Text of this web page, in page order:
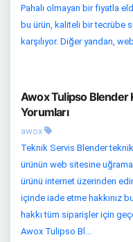
Pahalı olmayan bir fiyatla
bu ürün, kaliteli bir tecrübe
karşılıyor. Diğer yandan,
Awox Tulipso Blender
Yorumları
awox
Teknik Servis Blender
ürünün web sitesine
ürünü internet üzerinden
içinde iade etme hakkınız
hakkı tüm siparişler için
Awox Tulipso Bl...